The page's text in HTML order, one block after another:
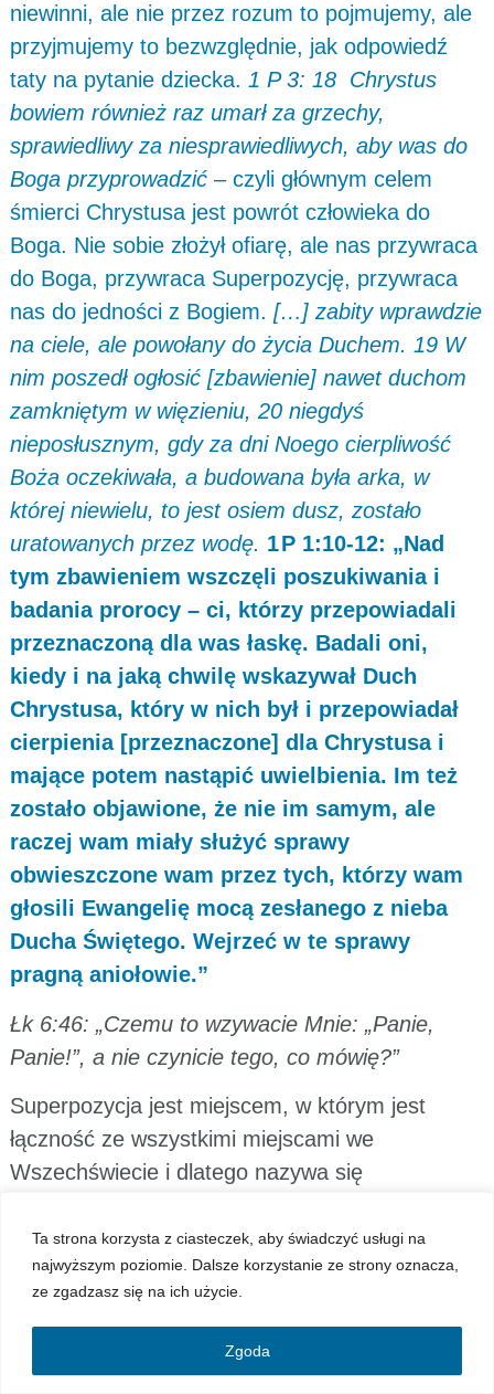
Ta strona korzysta z ciasteczek, aby świadczyć usługi na
najwyższym poziomie. Dalsze korzystanie ze strony oznacza,
ze zgadzasz się na ich użycie.
Zgoda
niewinni, ale nie przez rozum to pojmujemy, ale
przyjmujemy to bezwzględnie, jak odpowiedź
taty na pytanie dziecka. 1 P 3: 18 Chrystus
bowiem również raz umarł za grzechy,
sprawiedliwy za niesprawiedliwych, aby was do
Boga przyprowadzić– czyli głównym celem
śmierci Chrystusa jest powrót człowieka do
Boga. Nie sobie złożył ofiarę, ale nas przywraca
do Boga, przywraca Superpozycję, przywraca
nas do jedności z Bogiem. […] zabity wprawdzie
na ciele, ale powołany do życia Duchem. 19 W
nim poszedł ogłosić [zbawienie] nawet duchom
zamkniętym w więzieniu, 20 niegdyś
nieposłusznym, gdy za dni Noego cierpliwość
Boża oczekiwała, a budowana była arka, w
której niewielu, to jest osiem dusz, zostało
uratowanych przez wodę. 1 P 1:10-12: „Nad
tym zbawieniem wszczęli poszukiwania i
badania prorocy – ci, którzy przepowiadali
przeznaczoną dla was łaskę. Badali oni,
kiedy i na jaką chwilę wskazywał Duch
Chrystusa, który w nich był i przepowiadał
cierpienia [przeznaczone] dla Chrystusa i
mające potem nastąpić uwielbienia. Im też
zostało objawione, że nie im samym, ale
raczej wam miały służyć sprawy
obwieszczone wam przez tych, którzy wam
głosili Ewangelię mocą zesłanego z nieba
Ducha Świętego. Wejrzeć w te sprawy
pragną aniołowie.”
Łk 6:46: „Czemu to wzywacie Mnie: „Panie,
Panie!”, a nie czynicie tego, co mówię?”
Superpozycja jest miejscem, w którym jest
łączność ze wszystkimi miejscami we
Wszechświecie i dlatego nazywa się
Superpozycji jest łączność ze wszystkimi
miejscami we Wszechświecie, to jest jedyne
miejsce, które daje pełną łączność ze
inne miejsca to tylko rakiety i gwiezdne wrota,